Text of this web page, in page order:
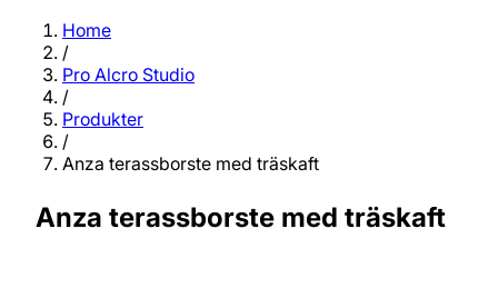
Home
/
Pro Alcro Studio
/
Produkter
/
Anza terassborste med träskaft
Anza terassborste med träskaft